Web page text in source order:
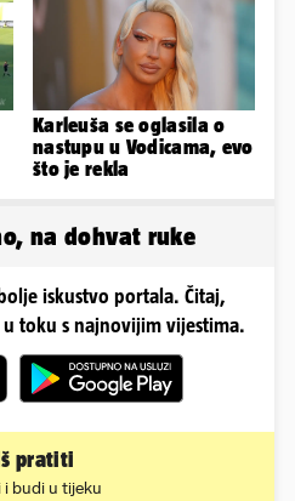
Karleuša se oglasila o
nastupu u Vodicama, evo
što je rekla
na dohvat ruke
iskustvo portala. Čitaj,
toku s najnovijim vijestima.
pratiti
i budi u tijeku